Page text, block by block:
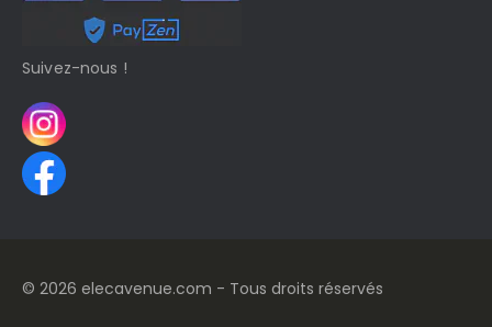
Suivez-nous !
© 2026 elecavenue.com - Tous droits réservés